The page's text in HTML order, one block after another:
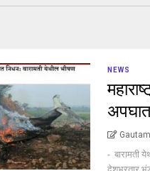
NEWS
- बारामती